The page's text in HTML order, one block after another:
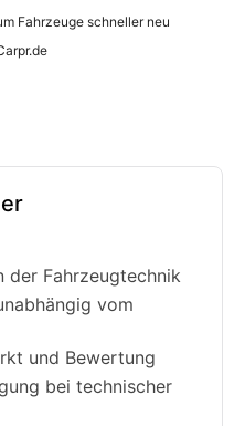
Fahrzeuge schneller neu
der Fahrzeugtechnik
vom
und Bewertung
bei technischer